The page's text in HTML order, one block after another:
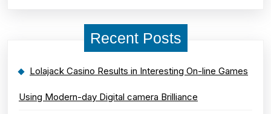
Recent Posts
Lolajack Casino Results in Interesting On-line Games
Using Modern-day Digital camera Brilliance